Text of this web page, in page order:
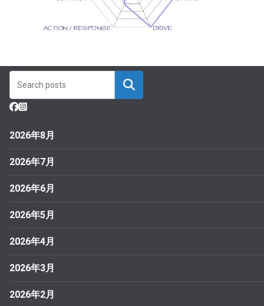
2026年8月
2026年7月
2026年6月
2026年5月
2026年4月
2026年3月
2026年2月